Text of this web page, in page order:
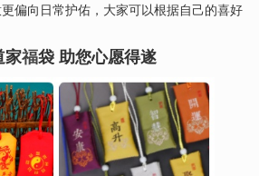
偏向日常护佑，大家可以根据自己的喜好
家福袋 助您心愿得遂